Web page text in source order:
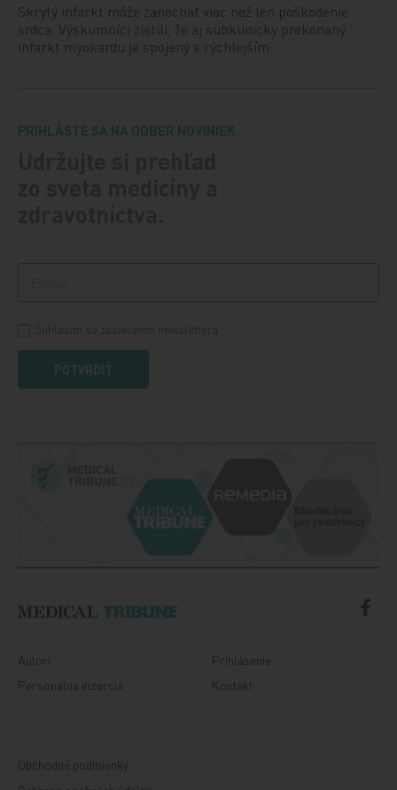
Skrytý infarkt môže zanechať viac než len poškodenie
srdca. Výskumníci zistili, že aj subklinicky prekonaný
infarkt myokardu je spojený s rýchlejším…
PRIHLÁSTE SA NA ODBER NOVINIEK.
POTVRDIŤ
Autori
Personálna inzercia
Prihlásenie
Kontakt
Obchodné podmienky